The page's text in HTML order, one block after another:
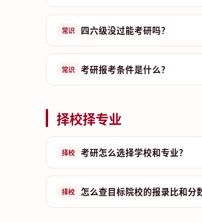
常识 四六级没过能考研吗？
常识 考研报考条件是什么？
择校择专业
择校 考研怎么选择学校和专业？
择校 怎么查目标院校的报录比和分